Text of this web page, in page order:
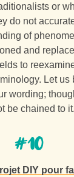
or
do not
of
and
to
Let us
wording;
be chained to
#10
DIY pour